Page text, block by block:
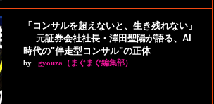
「コンサルを超えないと、生き残れない」
──元証券会社社長・澤田聖陽が語る、AI
時代の"伴走型コンサル"の正体
by gyouza（まぐまぐ編集部）